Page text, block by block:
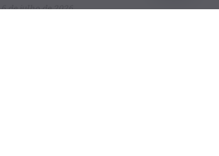
6 de julho de 2026